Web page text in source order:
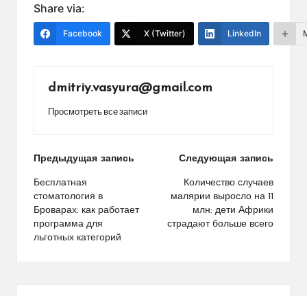
Share via:
Facebook X (Twitter) LinkedIn
dmitriy.vasyura@gmail.com
Просмотреть все записи
Навигация
по
записям
Предыдущая запись
Бесплатная
стоматология в
Броварах: как работает
программа для
льготных категорий
Следующая запись
Количество случаев
малярии выросло на 11
млн: дети Африки
страдают больше всего